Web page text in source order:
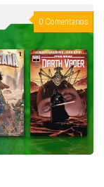
0 Comentarios